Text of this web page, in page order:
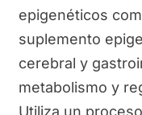
epigenéticos
suplemento
cerebral y
metabolismo y
Utiliza un